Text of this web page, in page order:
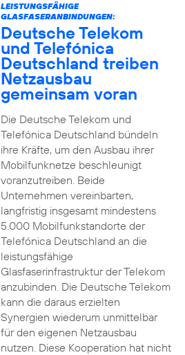
LEISTUNGSFÄHIGE
GLASFASERANBINDUNGEN:
Deutsche Telekom
und Telefónica
Deutschland treiben
Netzausbau
gemeinsam voran
Die Deutsche Telekom und
Telefónica Deutschland bündeln
ihre Kräfte, um den Ausbau ihrer
Mobilfunknetze beschleunigt
voranzutreiben. Beide
Unternehmen vereinbarten,
langfristig insgesamt mindestens
5.000 Mobilfunkstandorte der
Telefónica Deutschland an die
leistungsfähige
Glasfaserinfrastruktur der Telekom
anzubinden. Die Deutsche Telekom
kann die daraus erzielten
Synergien wiederum unmittelbar
für den eigenen Netzausbau
nutzen. Diese Kooperation hat nicht